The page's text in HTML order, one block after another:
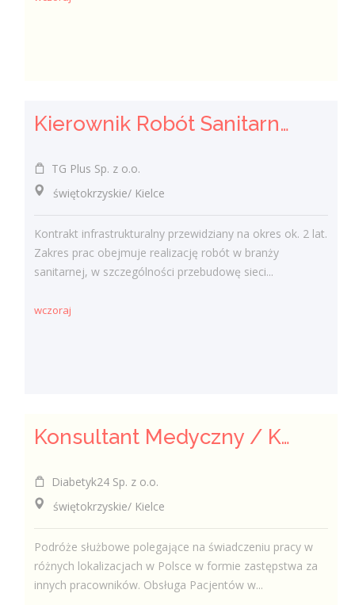
Kierownik Robót Sanitarnych
TG Plus Sp. z o.o.
świętokrzyskie/ Kielce
Kontrakt infrastrukturalny przewidziany na okres ok. 2 lat.
Zakres prac obejmuje realizację robót w branży
sanitarnej, w szczególności przebudowę sieci...
wczoraj
Konsultant Medyczny / Konsultantka Medyczna w sklepie medycznym (Fizjoterapeuta, Technik farmaceutyczny, Technik ortopeda)
Diabetyk24 Sp. z o.o.
świętokrzyskie/ Kielce
Podróże służbowe polegające na świadczeniu pracy w
różnych lokalizacjach w Polsce w formie zastępstwa za
innych pracowników. Obsługa Pacjentów w...